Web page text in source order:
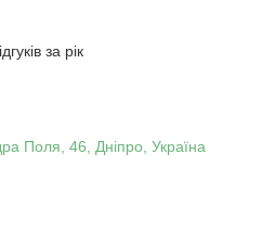
за рік
Поля, 46, Дніпро, Україна